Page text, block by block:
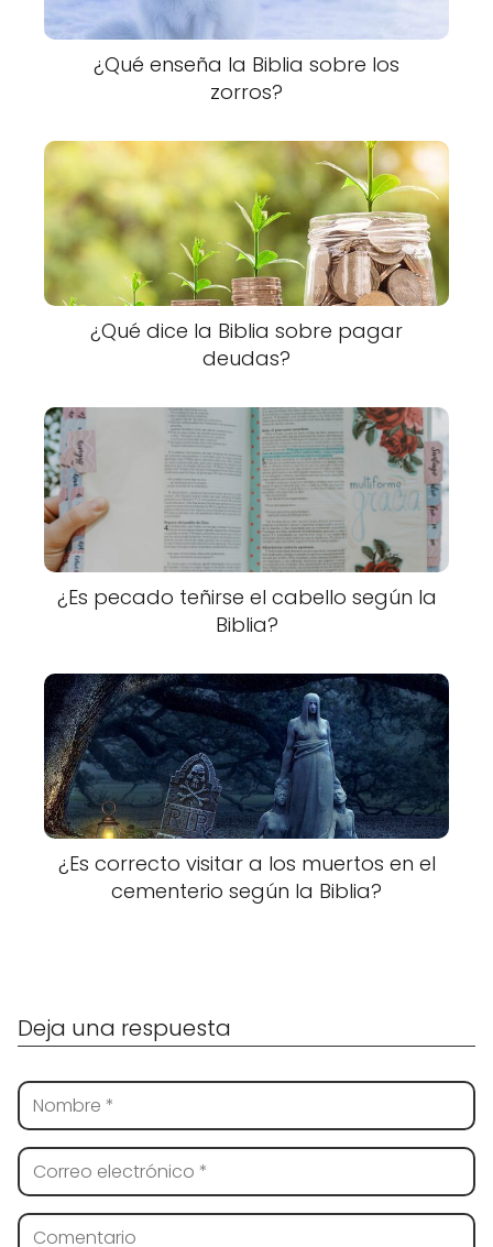
¿Qué enseña la Biblia sobre los
zorros?
¿Qué dice la Biblia sobre pagar
deudas?
¿Es pecado teñirse el cabello según la
Biblia?
¿Es correcto visitar a los muertos en el
cementerio según la Biblia?
Deja una respuesta